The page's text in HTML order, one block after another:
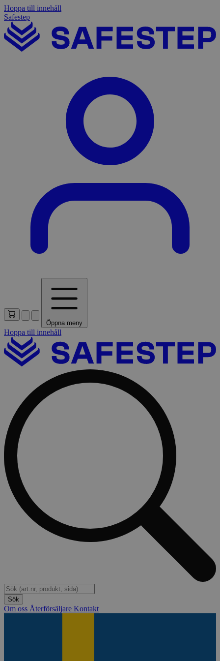
Hoppa till innehåll
Safestep
Öppna meny
Hoppa till innehåll
Om oss Återförsäljare Kontakt